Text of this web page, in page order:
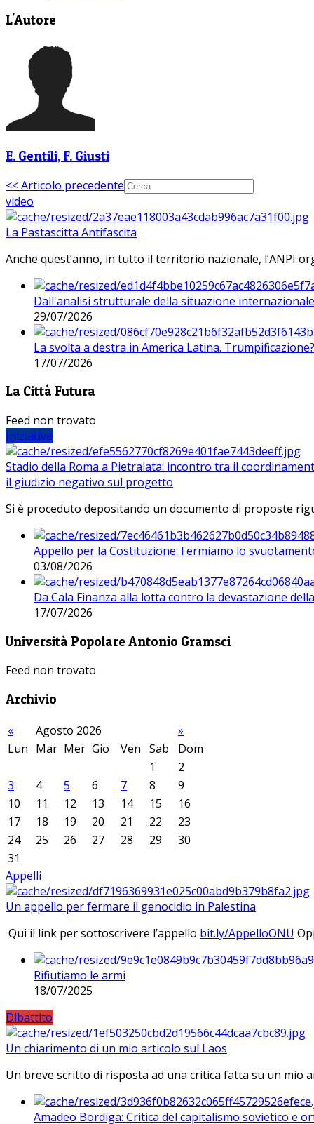
L'Autore
E. Gentili, F. Giusti
<< Articolo precedente
video
La Pastascitta Antifascita
Anche quest’anno, in tutto il territorio nazionale, l’ANPI
Dall'analisi strutturale della situazione
29/07/2026
La svolta a destra in America Latina. Trumpificazione?
17/07/2026
La Città Futura
Feed non trovato
Iniziative
Stadio della Roma a Pietralata: incontro tra il
il giudizio negativo sul progetto
Si è proceduto depositando un documento di proposte
Appello per la Costituzione: Fermiamo lo
03/08/2026
Da Cala Finanza alla lotta contro la devastazione
17/07/2026
Università Popolare Antonio Gramsci
Feed non trovato
Archivio
« Agosto 2026
»
Lun Mar Mer Gio Ven Sab
Dom
1
2
3
4 5 6 7 8
9
10
11 12 13 14 15
16
17
18 19 20 21 22
23
24
25 26 27 28 29
30
31
Appelli
Un appello per fermare il genocidio in Palestina
Qui il link per sottoscrivere l’appello bit.ly/AppelloONU
Rifiutiamo le armi
18/07/2025
Dibattito
Un chiarimento di un mio articolo sul Laos
Un breve scritto di risposta ad una critica fatta su un mio
Amadeo Bordiga: Critica del capitalismo sovietico e